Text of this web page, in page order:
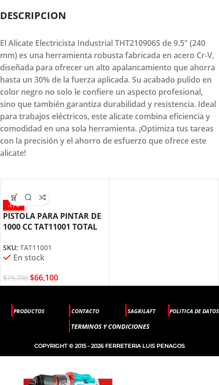
DESCRIPCION
El Alicate Electricista Industrial THT210906S de 9.5" (240
mm) es una herramienta robusta fabricada en acero Cr-V,
diseñada para ofrecer un alto apalancamiento que ahorra
hasta un 30% de la fuerza aplicada. Su acabado pulido en
color negro no solo le confiere un aspecto profesional,
sino que también garantiza durabilidad y resistencia. Ideal
para trabajos eléctricos, este alicate combina eficiencia y
comodidad en una sola herramienta. ¡Optimiza tus tareas
con la precisión y el ahorro de esfuerzo que ofrece este
alicate!
-17%
PISTOLA PARA PINTAR DE
1000 CC TAT11001 TOTAL
SKU: TAT11001
En stock
$79,700 $66,100
PRODUCTOS CONTACTO SAGRILAFT POLITICA DE DATOS
TERMINOS Y CONDICIONES
COPYRIGHT © 2015 - 2026 FERRETERIA LUIS PENAGOS